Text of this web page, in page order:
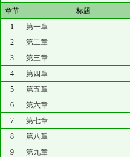
章节
标题
1
第一章
2
第二章
3
第三章
4
第四章
5
第五章
6
第六章
7
第七章
8
第八章
9
第九章